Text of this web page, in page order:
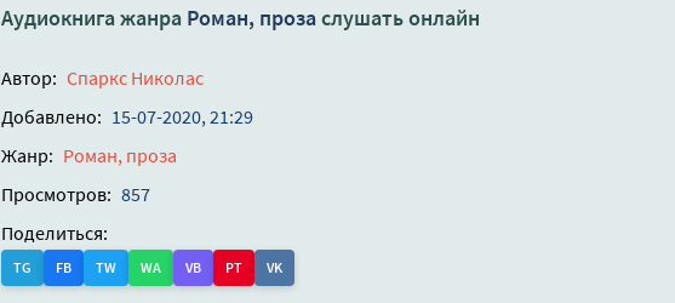
Аудиокнига жанра Роман, прозаслушать онлайн
Автор: Спаркс Николас
Добавлено: 15-07-2020, 21:29
Жанр: Роман, проза
Просмотров: 857
Поделиться:
TG FB TW WA VB PT VK